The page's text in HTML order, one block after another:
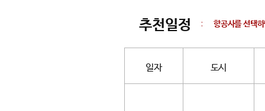
추천일정 : 항공사를 선택
일자 도시